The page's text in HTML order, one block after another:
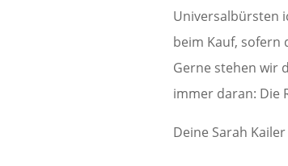
Universalbürsten
beim Kauf, sofern
Gerne stehen wir
immer daran: Die
Deine Sarah